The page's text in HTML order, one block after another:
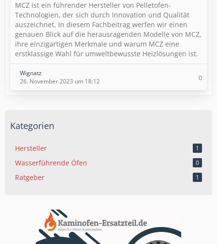
MCZ ist ein führender Hersteller von Pelletofen-
Technologien, der sich durch Innovation und Qualität
auszeichnet. In diesem Fachbeitrag werfen wir einen
genauen Blick auf die herausragenden Modelle von MCZ,
ihre einzigartigen Merkmale und warum MCZ eine
erstklassige Wahl für umweltbewusste Heizlösungen ist.
Wignatz
26. November 2023 um 18:12
0
Kategorien
Hersteller 1
Wasserführende Öfen 0
Ratgeber 1